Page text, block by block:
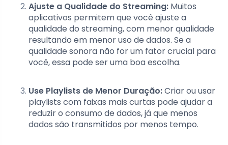
Ajuste a Qualidade do Streaming: Muitos
aplicativos permitem que você ajuste a
qualidade do streaming, com menor qualidade
resultando em menor uso de dados. Se a
qualidade sonora não for um fator crucial para
você, essa pode ser uma boa escolha.
Use Playlists de Menor Duração:Criar ou usar
playlists com faixas mais curtas pode ajudar a
reduzir o consumo de dados, já que menos
dados são transmitidos por menos tempo.